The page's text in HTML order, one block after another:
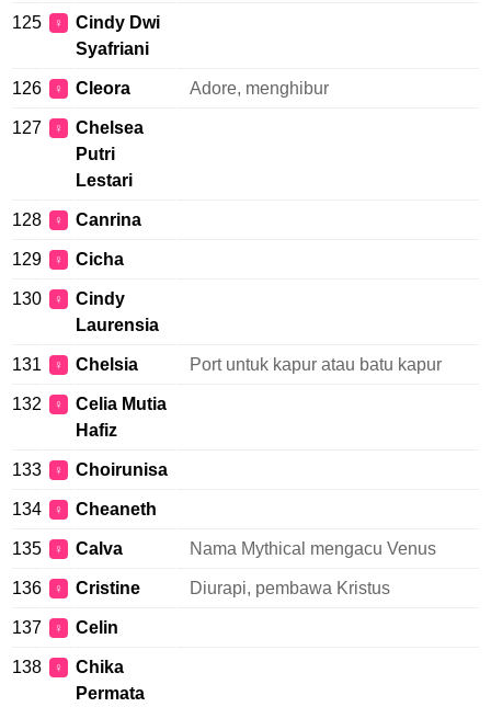
125 ♀
Cindy Dwi
Syafriani
126 ♀ Cleora Adore, menghibur
127 ♀
Chelsea
Putri
Lestari
128 ♀ Canrina
129 ♀ Cicha
130 ♀
Cindy
Laurensia
131 ♀ Chelsia Port untuk kapur atau batu kapur
132 ♀
Celia Mutia
Hafiz
133 ♀ Choirunisa
134 ♀ Cheaneth
135 ♀ Calva Nama Mythical mengacu Venus
136 ♀ Cristine Diurapi, pembawa Kristus
137 ♀ Celin
138 ♀
Chika
Permata